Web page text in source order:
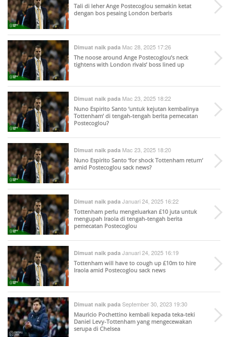
Tali di leher Ange Postecoglou semakin ketat
dengan bos pesaing London berbaris
Dimuat naik pada Mac 28, 2025 17:26
The noose around Ange Postecoglou’s neck
tightens with London rivals’ boss lined up
Dimuat naik pada Mac 23, 2025 18:22
Nuno Espirito Santo ‘untuk kejutan kembalinya
Tottenham’ di tengah-tengah berita pemecatan
Postecoglou?
Dimuat naik pada Mac 23, 2025 18:20
Nuno Espirito Santo ‘for shock Tottenham return’
amid Postecoglou sack news?
Dimuat naik pada Januari 24, 2025 16:22
Tottenham perlu mengeluarkan £10 juta untuk
mengupah Iraola di tengah-tengah berita
pemecatan Postecoglou
Dimuat naik pada Januari 24, 2025 16:19
Tottenham will have to cough up £10m to hire
Iraola amid Postecoglou sack news
Dimuat naik pada September 30, 2023 19:30
Mauricio Pochettino kembali kepada teka-teki
Daniel Levy-Tottenham yang mengecewakan
serupa di Chelsea